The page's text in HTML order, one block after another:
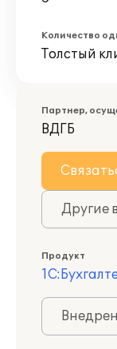
Количество
Толстый
Партнер,
ВДГБ
Другие
Продукт